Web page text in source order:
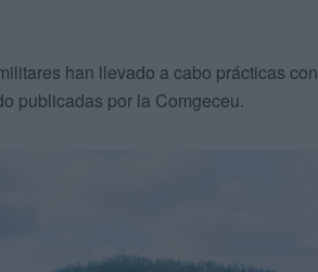
han llevado a cabo prácticas con
publicadas por la Comgeceu.